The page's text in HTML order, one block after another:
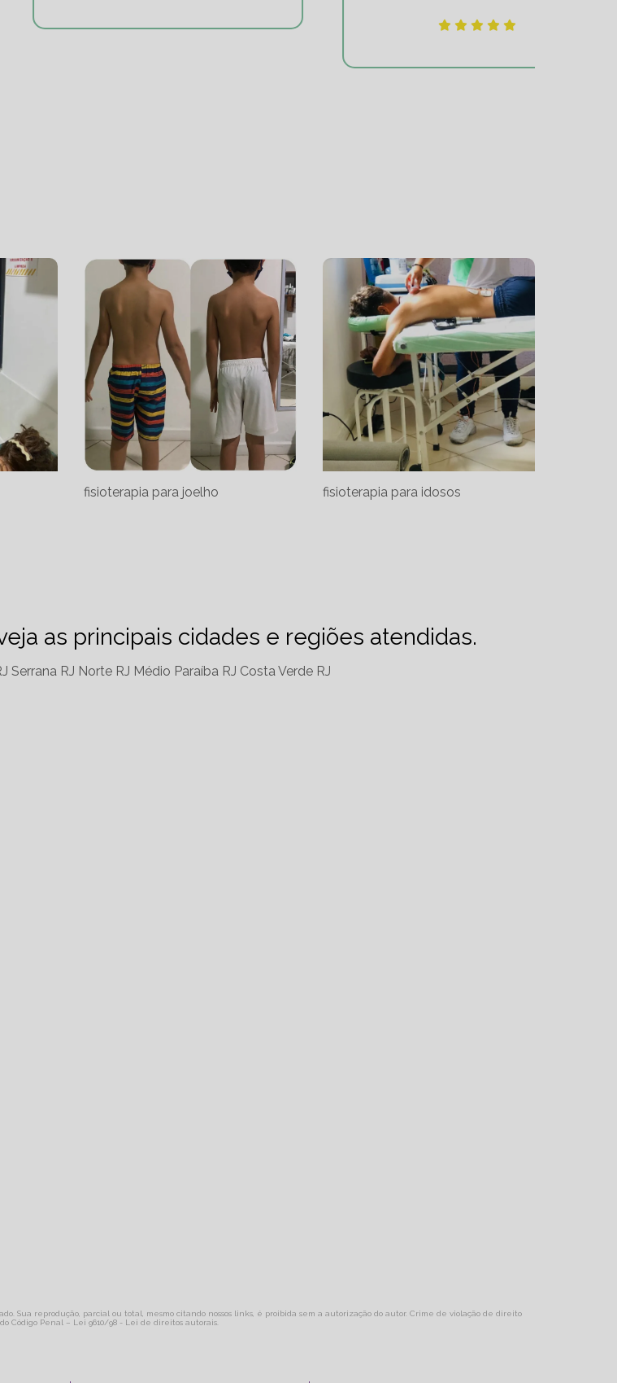
fisioterapia para joelho fisioterapia para idosos
as principais cidades e regiões atendidas.
Serrana RJ Norte RJ Médio Paraíba RJ Costa Verde RJ
Sua reprodução, parcial ou total, mesmo citando nossos links, é proibida sem a autorização do autor. Crime de violação de direito
Código Penal – Lei 9610/98 - Lei de direitos autorais